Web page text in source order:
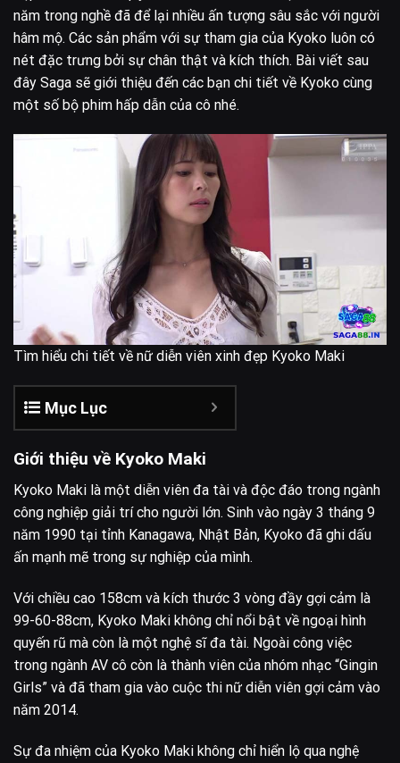
năm trong nghề đã để lại nhiều ấn tượng sâu sắc với người
hâm mộ. Các sản phẩm với sự tham gia của Kyoko luôn có
nét đặc trưng bởi sự chân thật và kích thích. Bài viết sau
đây Saga sẽ giới thiệu đến các bạn chi tiết về Kyoko cùng
một số bộ phim hấp dẫn của cô nhé.
Tìm hiểu chi tiết về nữ diễn viên xinh đẹp Kyoko Maki
Mục Lục
Giới thiệu về Kyoko Maki
Kyoko Maki là một diễn viên đa tài và độc đáo trong ngành
công nghiệp giải trí cho người lớn. Sinh vào ngày 3 tháng 9
năm 1990 tại tỉnh Kanagawa, Nhật Bản, Kyoko đã ghi dấu
ấn mạnh mẽ trong sự nghiệp của mình.
Với chiều cao 158cm và kích thước 3 vòng đầy gợi cảm là
99-60-88cm, Kyoko Maki không chỉ nổi bật về ngoại hình
quyến rũ mà còn là một nghệ sĩ đa tài. Ngoài công việc
trong ngành AV cô còn là thành viên của nhóm nhạc “Gingin
Girls” và đã tham gia vào cuộc thi nữ diễn viên gợi cảm vào
năm 2014.
Sự đa nhiệm của Kyoko Maki không chỉ hiển lộ qua nghệ